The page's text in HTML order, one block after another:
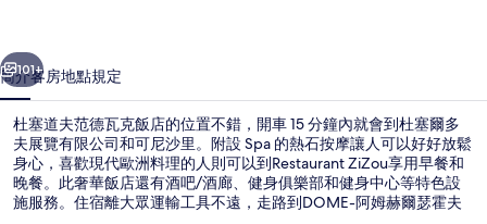
克
飯
店
的
相
個 下一個
101+
簡介客房地點規定
杜塞道夫范德瓦克飯店的位置不錯，開車 15 分鐘內就會到杜塞爾多
夫展覽有限公司和可尼沙里。附設 Spa 的熱石按摩讓人可以好好放鬆
身心，喜歡現代歐洲料理的人則可以到Restaurant ZiZou享用早餐和
晚餐。此奢華飯店還有酒吧/酒廊、健身俱樂部和健身中心等特色設
施服務。住宿離大眾運輸工具不遠，走路到DOME-阿姆赫爾瑟霍夫